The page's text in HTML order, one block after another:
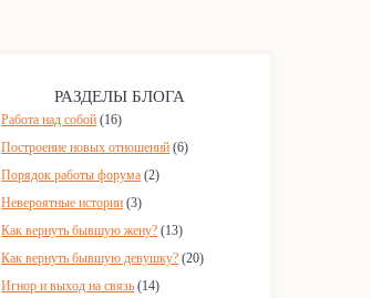
РАЗДЕЛЫ БЛОГА
Работа над собой (16)
Построение новых отношений (6)
Порядок работы форума (2)
Невероятные истории (3)
Как вернуть бывшую жену? (13)
Как вернуть бывшую девушку? (20)
Игнор и выход на связь (14)